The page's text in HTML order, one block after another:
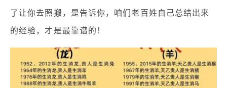
了让你去照搬，是告诉你，咱们老百姓自己总结出来
的经验，才是最靠谱的！